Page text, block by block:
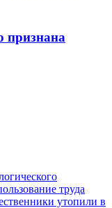
признана
труда
утопили в